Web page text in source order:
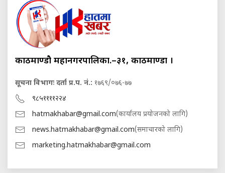
काठमाण्डौ महानगरपालिका.–३१, काठमाण्डौं ।
सूचना विभागः दर्ता प्र.प. नं.: १७६९/०७६-७७
९८५११११२२४
hatmakhabar@gmail.com(कार्यालय प्रयोजनको लागि)
news.hatmakhabar@gmail.com(समाचारको लागि)
marketing.hatmakhabar@gmail.com